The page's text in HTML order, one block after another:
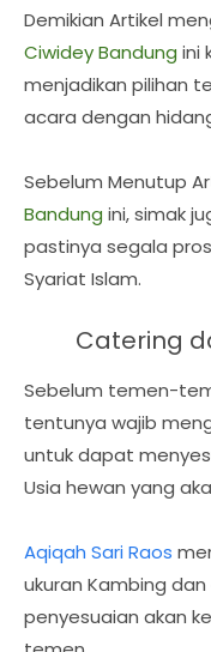
Demikian Artikel
Ciwidey Bandung ini
menjadikan pilihan
acara dengan
Sebelum Menutup
Bandung ini, simak
pastinya segala
Syariat Islam.
Catering
Sebelum temen-
tentunya wajib
untuk dapat
Usia hewan yang
Aqiqah Sari Raos
ukuran Kambing
penyesuaian akan